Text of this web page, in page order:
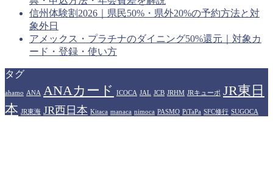
信州体験割2026｜県民50%・県外20%の予約方法と対
象外日
アメックス・プラチナのダイニング50%還元｜対象カ
ード・登録・使い方
タグ
ahamo ANA ANAカード ICOCA JAL JCB JRHM JRキューポ JR東日
本 JR東海 JR西日本 Kitaca manaca nimoca PASMO PiTaPa SFC修行 SUGOCA